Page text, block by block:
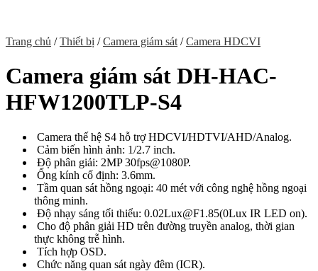
Trang chủ / Thiết bị / Camera giám sát / Camera HDCVI
Camera giám sát DH-HAC-
HFW1200TLP-S4
Camera thế hệ S4 hỗ trợ HDCVI/HDTVI/AHD/Analog.
Cảm biến hình ảnh: 1/2.7 inch.
Độ phân giải: 2MP 30fps@1080P.
Ống kính cố định: 3.6mm.
Tầm quan sát hồng ngoại: 40 mét với công nghệ hồng ngoại
thông minh.
Độ nhạy sáng tối thiểu: 0.02Lux@F1.85(0Lux IR LED on).
Cho độ phân giải HD trên đường truyền analog, thời gian
thực không trễ hình.
Tích hợp OSD.
Chức năng quan sát ngày đêm (ICR).